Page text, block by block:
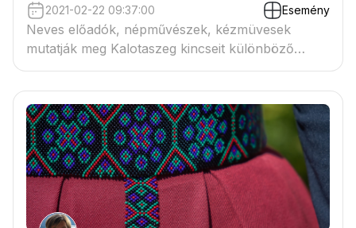
2021-02-22 09:37:00 Esemény
Neves előadók, népművészek, kézmüvesek
mutatják meg Kalotaszeg kincseit különböző
szemszögből.Szeretettel várunk minden
érdeklődőt!